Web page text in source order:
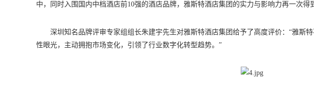
中，同时入围国内中档酒店前10强的酒店品牌，雅斯特酒店集团的实力与影响力再一次得
深圳知名品牌评审专家组组长朱建宇先生对雅斯特酒店集团给予了高度评价：“雅斯
性眼光，主动拥抱市场变化，引领了行业数字化转型趋势。”